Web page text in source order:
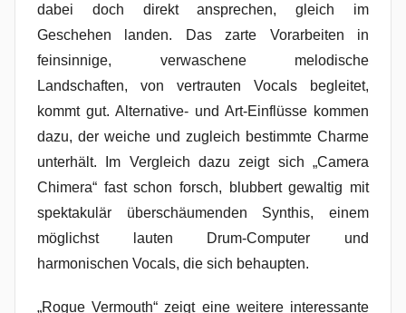
dabei doch direkt ansprechen, gleich im
Geschehen landen. Das zarte Vorarbeiten in
feinsinnige, verwaschene melodische
Landschaften, von vertrauten Vocals begleitet,
kommt gut. Alternative- und Art-Einflüsse kommen
dazu, der weiche und zugleich bestimmte Charme
unterhält. Im Vergleich dazu zeigt sich „Camera
Chimera“ fast schon forsch, blubbert gewaltig mit
spektakulär überschäumenden Synthis, einem
möglichst lauten Drum-Computer und
harmonischen Vocals, die sich behaupten.
„Rogue Vermouth“ zeigt eine weitere interessante